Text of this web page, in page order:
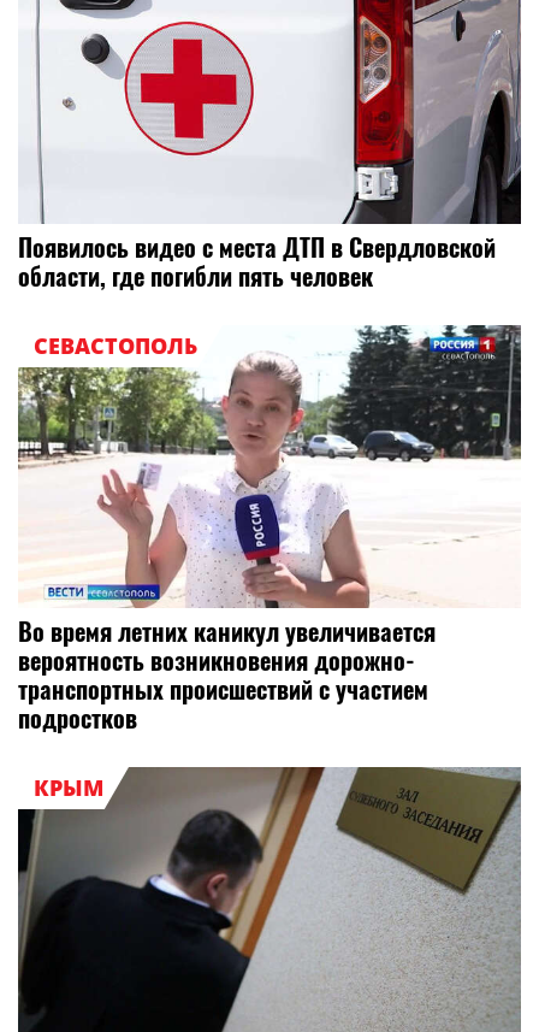
Появилось видео с места ДТП в Свердловской
области, где погибли пять человек
СЕВАСТОПОЛЬ
Во время летних каникул увеличивается
вероятность возникновения дорожно-
транспортных происшествий с участием
подростков
КРЫМ